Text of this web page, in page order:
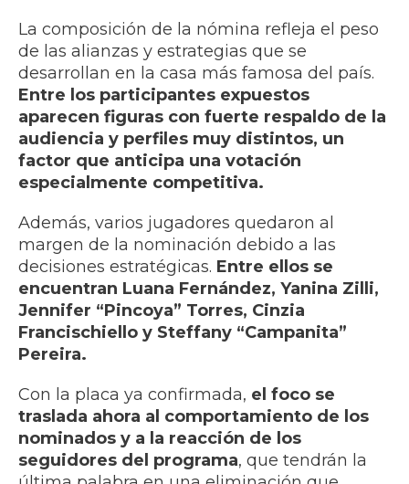
La composición de la nómina refleja el peso
de las alianzas y estrategias que se
desarrollan en la casa más famosa del país.
Entre los participantes expuestos
aparecen figuras con fuerte respaldo de la
audiencia y perfiles muy distintos, un
factor que anticipa una votación
especialmente competitiva.
Además, varios jugadores quedaron al
margen de la nominación debido a las
decisiones estratégicas. Entre ellos se
encuentran Luana Fernández, Yanina Zilli,
Jennifer “Pincoya” Torres, Cinzia
Francischiello y Steffany “Campanita”
Pereira.
Con la placa ya confirmada, el foco se
traslada ahora al comportamiento de los
nominados y a la reacción de los
seguidores del programa, que tendrán la